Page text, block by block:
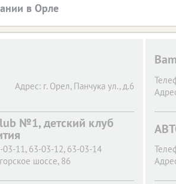
в Орле
Адрес: г. Орел, Панчука ул., д.6
№1, детский клуб
03-11, 63-03-12, 63-03-14
шоссе, 86